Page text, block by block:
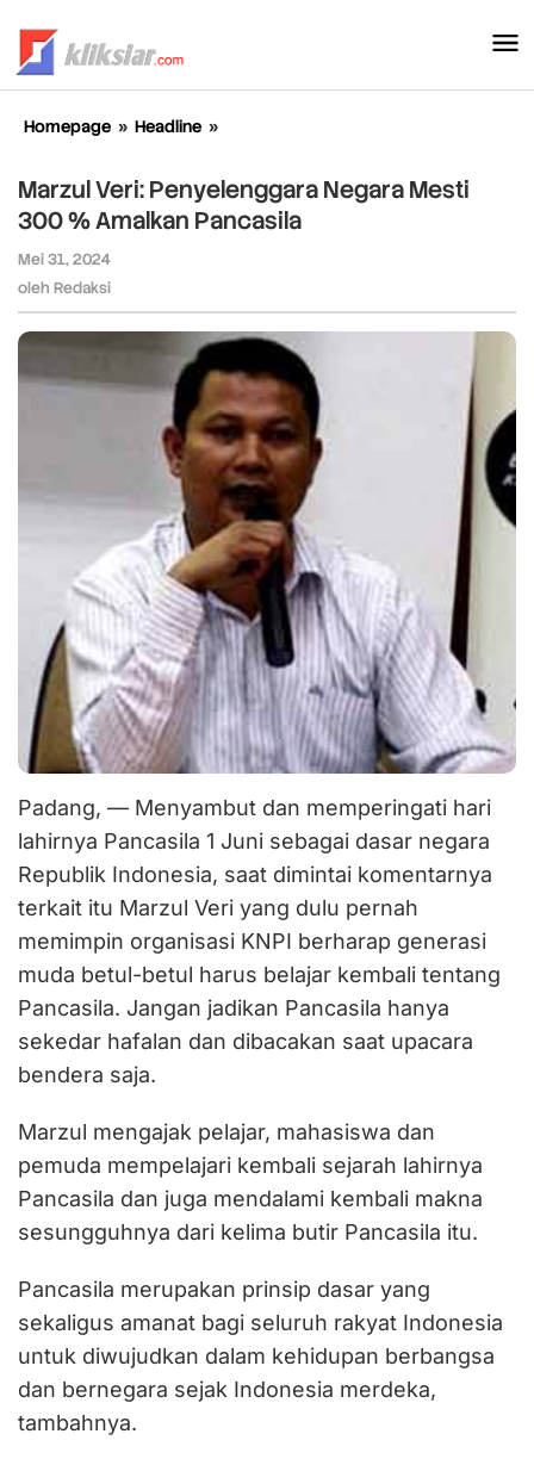
konten
Homepage » Headline »
Penyelenggara
Negara
Mesti
Pancasila
Marzul Veri: Penyelenggara Negara Mesti
300 % Amalkan Pancasila
Mei 31, 2024
oleh Redaksi
Padang, — Menyambut dan memperingati hari
lahirnya Pancasila 1 Juni sebagai dasar negara
Republik Indonesia, saat dimintai komentarnya
terkait itu Marzul Veri yang dulu pernah
memimpin organisasi KNPI berharap generasi
muda betul-betul harus belajar kembali tentang
Pancasila. Jangan jadikan Pancasila hanya
sekedar hafalan dan dibacakan saat upacara
bendera saja.
Marzul mengajak pelajar, mahasiswa dan
pemuda mempelajari kembali sejarah lahirnya
Pancasila dan juga mendalami kembali makna
sesungguhnya dari kelima butir Pancasila itu.
Pancasila merupakan prinsip dasar yang
sekaligus amanat bagi seluruh rakyat Indonesia
untuk diwujudkan dalam kehidupan berbangsa
dan bernegara sejak Indonesia merdeka,
tambahnya.